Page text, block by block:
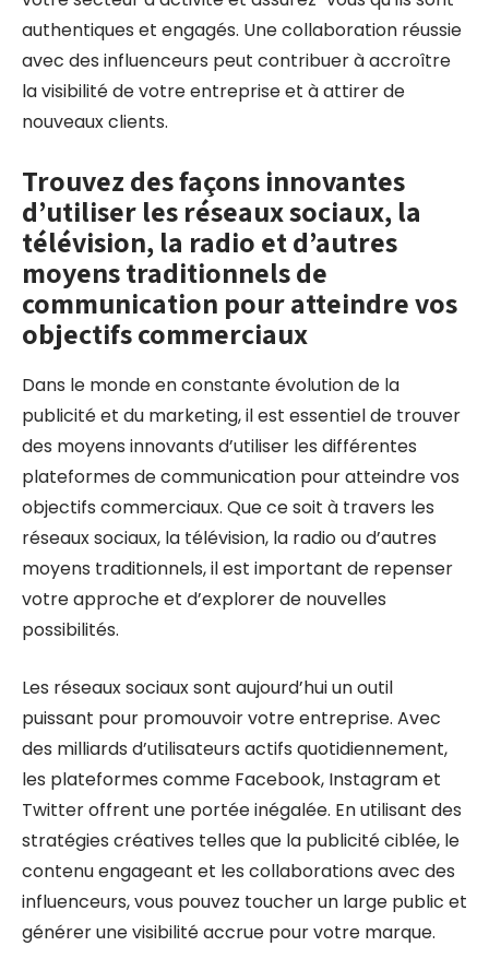
authentiques et engagés. Une collaboration réussie
avec des influenceurs peut contribuer à accroître
la visibilité de votre entreprise et à attirer de
nouveaux clients.
Trouvez des façons innovantes
d’utiliser les réseaux sociaux, la
télévision, la radio et d’autres
moyens traditionnels de
communication pour atteindre vos
objectifs commerciaux
Dans le monde en constante évolution de la
publicité et du marketing, il est essentiel de trouver
des moyens innovants d’utiliser les différentes
plateformes de communication pour atteindre vos
objectifs commerciaux. Que ce soit à travers les
réseaux sociaux, la télévision, la radio ou d’autres
moyens traditionnels, il est important de repenser
votre approche et d’explorer de nouvelles
possibilités.
Les réseaux sociaux sont aujourd’hui un outil
puissant pour promouvoir votre entreprise. Avec
des milliards d’utilisateurs actifs quotidiennement,
les plateformes comme Facebook, Instagram et
Twitter offrent une portée inégalée. En utilisant des
stratégies créatives telles que la publicité ciblée, le
contenu engageant et les collaborations avec des
influenceurs, vous pouvez toucher un large public et
générer une visibilité accrue pour votre marque.